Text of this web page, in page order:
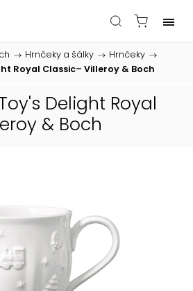
/ Hrnčeky a šálky / Hrnčeky /
Royal Classic– Villeroy & Boch
Delight Royal
& Boch